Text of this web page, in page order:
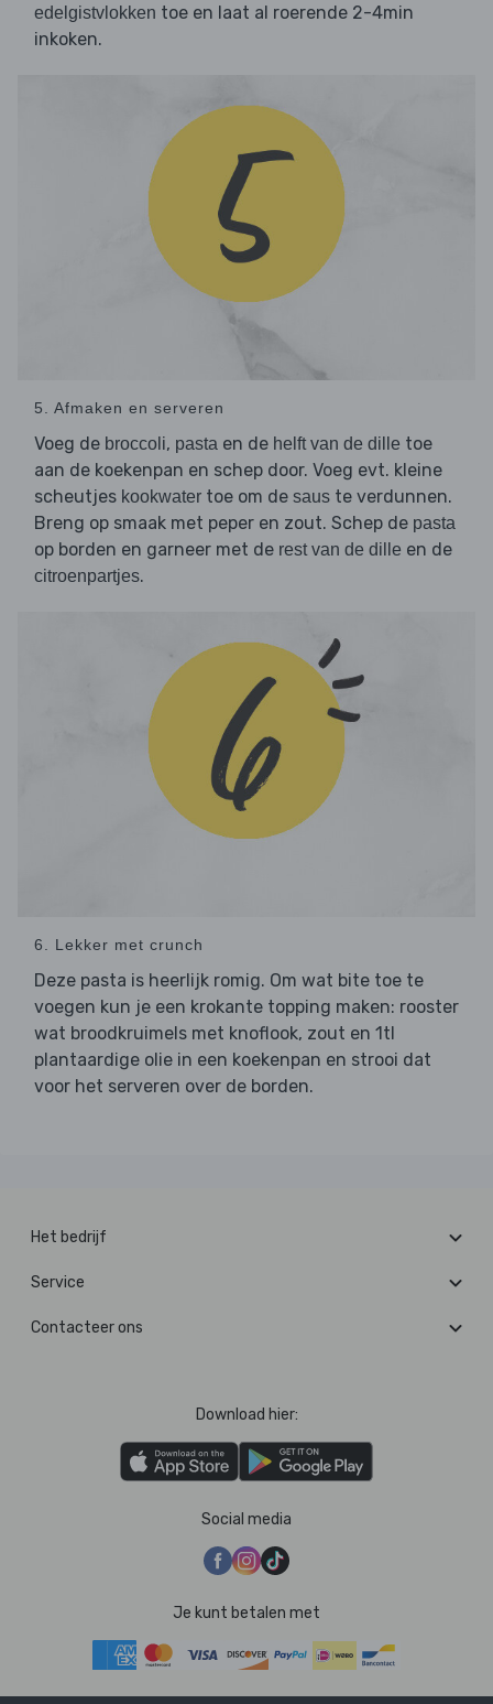
edelgistvlokken toe en laat al roerende 2-4min
inkoken.
5. Afmaken en serveren
Voeg de broccoli, pasta en de helft van de dille toe
aan de koekenpan en schep door. Voeg evt. kleine
scheutjes kookwater toe om de saus te verdunnen.
Breng op smaak met peper en zout. Schep de pasta
op borden en garneer met de rest van de dille en de
citroenpartjes.
6. Lekker met crunch
Deze pasta is heerlijk romig. Om wat bite toe te
voegen kun je een krokante topping maken: rooster
wat broodkruimels met knoflook, zout en 1tl
plantaardige olie in een koekenpan en strooi dat
voor het serveren over de borden.
Het bedrijf
Service
Contacteer ons
Download hier:
Social media
Je kunt betalen met